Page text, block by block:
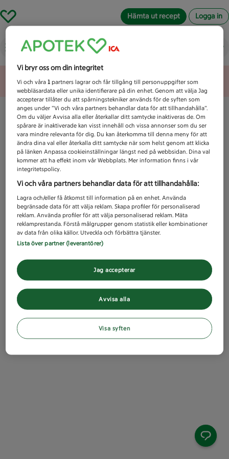
Hämta ut recept Logga in
Vad letar du efter idag?
Unknown error
Vi bryr oss om din integritet
Vi och våra1 partners lagrar och får tillgång till personuppgifter som
webbläsardata eller unika identifierare på din enhet. Genom att välja Jag
accepterar tillåter du att spårningstekniker används för de syften som
anges under ”Vi och våra partners behandlar data för att tillhandahålla”.
Om du väljer Avvisa alla eller återkallar ditt samtycke inaktiveras de. Om
spårare är inaktiverade kan visst innehåll och vissa annonser som du ser
vara mindre relevanta för dig. Du kan återkomma till denna meny för att
ändra dina val eller återkalla ditt samtycke när som helst genom att klicka
på länken Anpassa cookieinställningar längst ned på webbsidan. Dina val
kommer att ha effekt inom vår Webbplats. Mer information finns i vår
integritetspolicy.
Vi och våra partners behandlar data för att tillhandahålla:
Lagra och/eller få åtkomst till information på en enhet. Använda
begränsade data för att välja reklam. Skapa profiler för personaliserad
reklam. Använda profiler för att välja personaliserad reklam. Mäta
reklamprestanda. Förstå målgrupper genom statistik eller kombinationer
av data från olika källor. Utveckla och förbättra tjänster.
Lista över partner (leverantörer)
Avvisa alla
Jag accepterar
Visa syften